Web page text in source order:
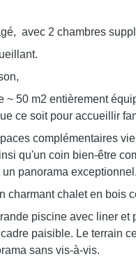
avec 2 chambres
~ 50 m2 entièrement
ce soit pour accueillir
complémentaires
qu'un coin bien-être
panorama exceptionnel.
charmant chalet en bois
piscine avec liner
paisible. Le terrain
sans vis-à-vis.